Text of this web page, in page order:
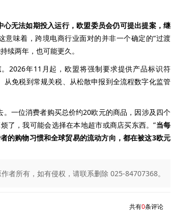
心无法如期投入运行，欧盟委员会仍可提出提案，继
意味着，跨境电商行业面对的并非一个确定的“过渡
两年，也可能更久。
。2026年11月起，欧盟将强制要求提供产品标识符
免税到常规关税、从松散申报到全流程数字化监管
一位消费者购买总价约20欧元的商品，因涉及四个
了，我可能会选择在本地超市或商店买东西。”当每
的购物习惯和全球贸易的流动方向，都在被这3欧元
者所有，如有侵权，请联系删除 025-84707368。
共有0条评论